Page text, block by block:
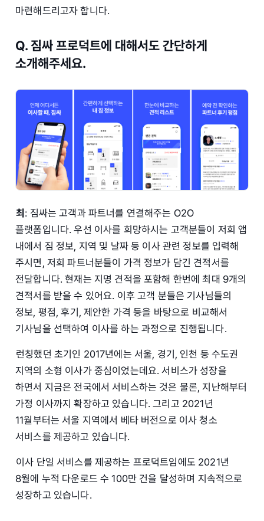
마련해드리고자 합니다.
Q. 짐싸 프로덕트에 대해서도 간단하게
소개해주세요.
최 : 짐싸는 고객과 파트너를 연결해주는 O2O
플랫폼입니다. 우선 이사를 희망하시는 고객분들이 저희 앱
내에서 짐 정보, 지역 및 날짜 등 이사 관련 정보를 입력해
주시면, 저희 파트너분들이 가격 정보가 담긴 견적서를
전달합니다. 현재는 지명 견적을 포함해 한번에 최대 9개의
견적서를 받을 수 있어요. 이후 고객 분들은 기사님들의
정보, 평점, 후기, 제안한 가격 등을 바탕으로 비교해서
기사님을 선택하여 이사를 하는 과정으로 진행됩니다.
런칭했던 초기인 2017년에는 서울, 경기, 인천 등 수도권
지역의 소형 이사가 중심이었는데요. 서비스가 성장을
하면서 지금은 전국에서 서비스하는 것은 물론, 지난해부터
가정 이사까지 확장하고 있습니다. 그리고 2021년
11월부터는 서울 지역에서 베타 버전으로 이사 청소
서비스를 제공하고 있습니다.
이사 단일 서비스를 제공하는 프로덕트임에도 2021년
8월에 누적 다운로드 수 100만 건을 달성하며 지속적으로
성장하고 있습니다.